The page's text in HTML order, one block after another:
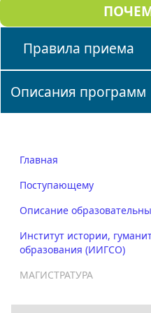
Правила приема
Описания программ
Главная
Поступающему
Описание
Институт истории,
образования (ИИГСО)
МАГИСТРАТУРА